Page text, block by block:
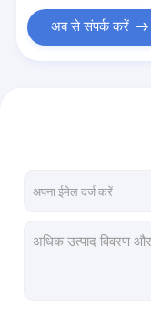
काउंटर फिटिंग
अब से संपर्क करें